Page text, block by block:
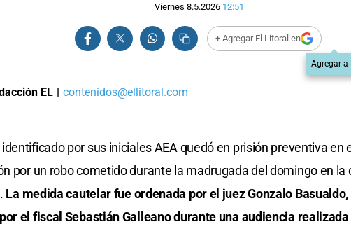
Viernes 8.5.2026 12:51
+ Agregar El Litoral en
Agregar a
EL | contenidos@ellitoral.com
por sus iniciales AEA quedó en prisión preventiva en
por un robo cometido durante la madrugada del domingo en la
La medida cautelar fue ordenada por el juez Gonzalo
el fiscal Sebastián Galleano durante una audiencia